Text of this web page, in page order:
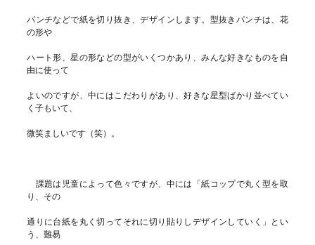
パンチなどで紙を切り抜き、デザインします。型抜きパンチは、花
の形や
ハート形、星の形などの型がいくつかあり、みんな好きなものを自
由に使って
よいのですが、中にはこだわりがあり、好きな星型ばかり並べてい
く子もいて、
微笑ましいです（笑）。
課題は児童によって色々ですが、中には「紙コップで丸く型を取
り、その
通りに台紙を丸く切ってそれに切り貼りしデザインしていく」とい
う、難易